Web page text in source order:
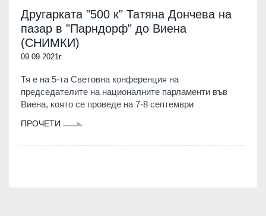
Другарката "500 к" Татяна Дончева на
пазар в "Парндорф" до Виена
(СНИМКИ)
09.09.2021г.
Тя е на 5-та Световна конференция на
председателите на националните парламенти във
Виена, която се проведе на 7-8 септември
ПРОЧЕТИ